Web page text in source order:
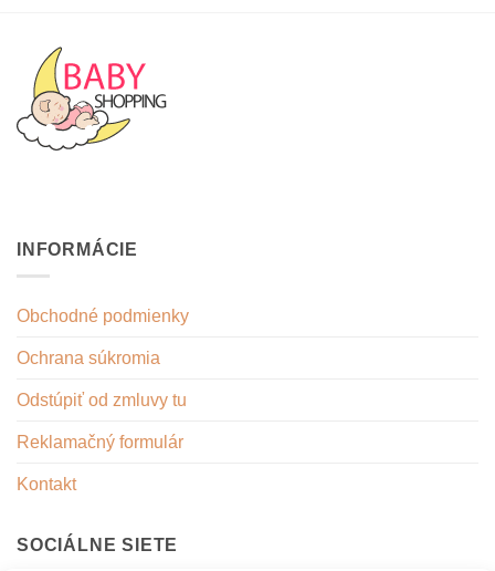
INFORMÁCIE
Obchodné podmienky
Ochrana súkromia
Odstúpiť od zmluvy tu
Reklamačný formulár
Kontakt
SOCIÁLNE SIETE